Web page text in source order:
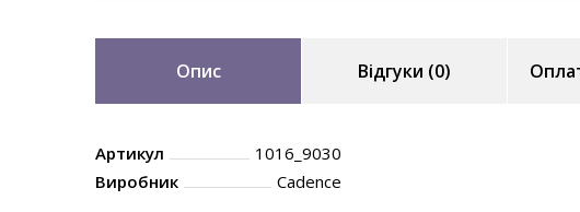
Опис Відгуки (0)
Артикул
1016_9030
Виробник
Cadence